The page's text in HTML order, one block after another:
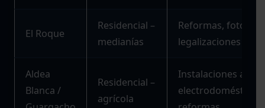
El Roque
Residencial –
medianías
Reformas,
legalizaciones
Aldea
Blanca /
Residencial –
agrícola
Instalaciones
electrodomésticos,